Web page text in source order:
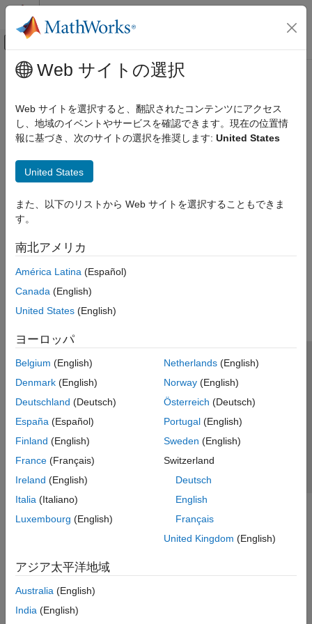
コンテンツへスキップ
オフキャンバス ナビゲーション メ
ドキュメンテーションのホーム
メインコンテンツ
Web サイトの選択
Web サイトを選択すると、翻訳されたコンテンツにアクセス
し、地域のイベントやサービスを確認できます。現在の位置情
報に基づき、次のサイトの選択を推奨します: United States
United States
また、以下のリストから Web サイトを選択することもできま
す。
南北アメリカ
América Latina (Español)
Canada (English)
United States (English)
ヨーロッパ
Belgium (English)
Denmark (English)
Deutschland (Deutsch)
España (Español)
Finland (English)
France (Français)
Ireland (English)
Italia (Italiano)
Luxembourg (English)
Netherlands(English)
Norway(English)
Österreich (Deutsch)
Portugal(English)
Sweden (English)
Switzerland
Deutsch
English
Français
United Kingdom (English)
アジア太平洋地域
Australia (English)
India (English)
トラストセンター
プライバシー ポリシー
違法コピー防止
アプリケーション ステータス
© 1994-2026 The MathWorks, Inc.